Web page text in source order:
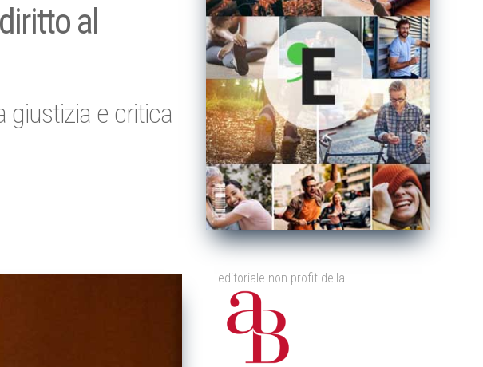
al
giustizia e critica
editoriale non-profit della